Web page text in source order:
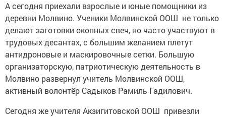
А сегодня приехали взрослые и юные помощники из
деревни Молвино. Ученики Молвинской ООШ не только
делают заготовки окопных свеч, но часто участвуют в
трудовых десантах, с большим желанием плетут
антидроновые и маскировочные сетки. Большую
организаторскую, патриотическую деятельность в
Молвино развернул учитель Молвинской ООШ,
активный волонтёр Садыков Рамиль Гадилович.
Сегодня же учителя Акзигитовской ООШ привезли